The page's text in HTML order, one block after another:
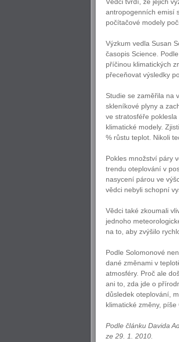
antropogenních emisí
počítačové modely
Výzkum vedla Susan
časopis Science.
příčinou klimatických
přeceňovat výsledky
Studie se zaměřila na
skleníkové plyny a
ve stratosféře
klimatické modely.
% růstu teplot. Nikoli
Pokles množství páry
trendu oteplování v
nasycení párou ve
vědci nebyli schopní
Vědci také zkoumali
jednoho
na to, aby zvýšilo
Podle Solomonové
dané změnami v
atmosféry. Proč ale
ani to, zda jde o
důsledek oteplování,
klimatické změny, píše
Podle článku Davida
ze 29. 1. 2010.